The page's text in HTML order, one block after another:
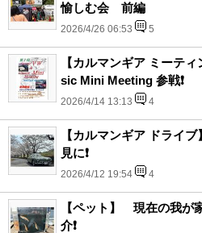
愉しむ会 前編
2026/4/26 06:53 5
【カルマンギア ミーテ
sic Mini Meeting 参戦❗️
2026/4/14 13:13 4
【カルマンギア ドライ
見に❗️
2026/4/12 19:54 4
【ペット】 現在の我が
介❗️